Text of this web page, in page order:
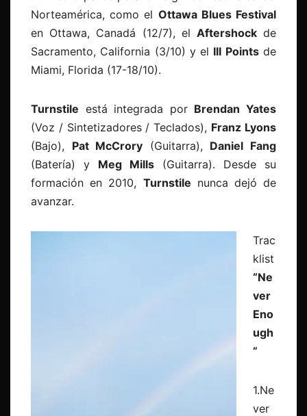
Norteamérica, como el Ottawa Blues Festival
en Ottawa, Canadá (12/7), el Aftershockde
Sacramento, California (3/10) y el III Pointsde
Miami, Florida (17-18/10).
Turnstile está integrada por Brendan Yates
(Voz / Sintetizadores / Teclados), Franz Lyons
(Bajo), Pat McCrory (Guitarra), Daniel Fang
(Batería) y Meg Mills (Guitarra). Desde su
formación en 2010, Turnstile nunca dejó de
avanzar.
Trac
klist
“Ne
ver
Eno
ugh
”
1.Ne
ver